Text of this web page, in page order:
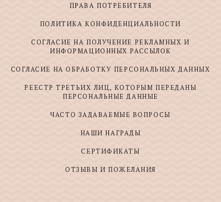
ПРАВА ПОТРЕБИТЕЛЯ
ПОЛИТИКА КОНФИДЕНЦИАЛЬНОСТИ
СОГЛАСИЕ НА ПОЛУЧЕНИЕ РЕКЛАМНЫХ И
ИНФОРМАЦИОННЫХ РАССЫЛОК
СОГЛАСИЕ НА ОБРАБОТКУ ПЕРСОНАЛЬНЫХ ДАННЫХ
РЕЕСТР ТРЕТЬИХ ЛИЦ, КОТОРЫМ ПЕРЕДАНЫ
ПЕРСОНАЛЬНЫЕ ДАННЫЕ
ЧАСТО ЗАДАВАЕМЫЕ ВОПРОСЫ
НАШИ НАГРАДЫ
СЕРТИФИКАТЫ
ОТЗЫВЫ И ПОЖЕЛАНИЯ